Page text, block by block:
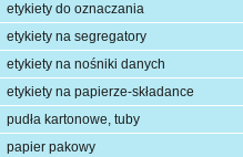
etykiety do oznaczania
etykiety na segregatory
etykiety na nośniki danych
etykiety na papierze-składance
pudła kartonowe, tuby
papier pakowy